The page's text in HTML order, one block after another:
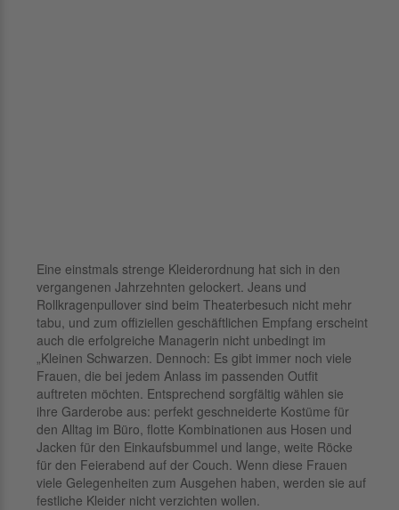
Eine einstmals strenge Kleiderordnung hat sich in den
vergangenen Jahrzehnten gelockert. Jeans und
Rollkragenpullover sind beim Theaterbesuch nicht mehr
tabu, und zum offiziellen geschäftlichen Empfang erscheint
auch die erfolgreiche Managerin nicht unbedingt im
„Kleinen Schwarzen. Dennoch: Es gibt immer noch viele
Frauen, die bei jedem Anlass im passenden Outfit
auftreten möchten. Entsprechend sorgfältig wählen sie
ihre Garderobe aus: perfekt geschneiderte Kostüme für
den Alltag im Büro, flotte Kombinationen aus Hosen und
Jacken für den Einkaufsbummel und lange, weite Röcke
für den Feierabend auf der Couch. Wenn diese Frauen
viele Gelegenheiten zum Ausgehen haben, werden sie auf
festliche Kleider nicht verzichten wollen.